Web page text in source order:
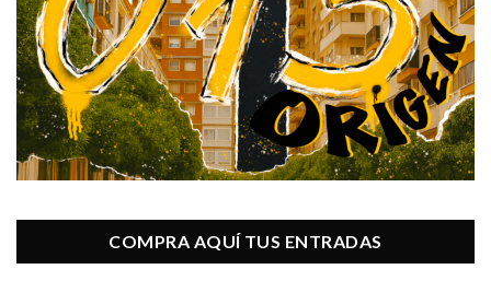
COMPRA AQUÍ TUS ENTRADAS